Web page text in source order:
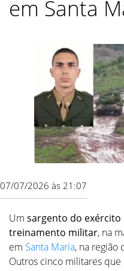
em Santa
07/07/2026 às 21:07
Um sargento do
treinamento militar, na
em Santa Maria, na região
Outros cinco militares